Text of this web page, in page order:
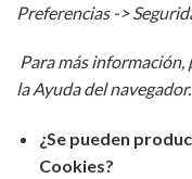
Preferencias ->
Para más
la Ayuda del navegador.
¿Se pueden
Cookies?